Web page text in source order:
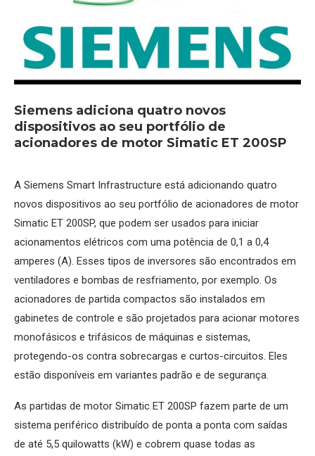
Siemens adiciona quatro novos
dispositivos ao seu portfólio de
acionadores de motor Simatic ET 200SP
A Siemens Smart Infrastructure está adicionando quatro
novos dispositivos ao seu portfólio de acionadores de motor
Simatic ET 200SP, que podem ser usados para iniciar
acionamentos elétricos com uma potência de 0,1 a 0,4
amperes (A). Esses tipos de inversores são encontrados em
ventiladores e bombas de resfriamento, por exemplo. Os
acionadores de partida compactos são instalados em
gabinetes de controle e são projetados para acionar motores
monofásicos e trifásicos de máquinas e sistemas,
protegendo-os contra sobrecargas e curtos-circuitos. Eles
estão disponíveis em variantes padrão e de segurança.
As partidas de motor Simatic ET 200SP fazem parte de um
sistema periférico distribuído de ponta a ponta com saídas
de até 5,5 quilowatts (kW) e cobrem quase todas as